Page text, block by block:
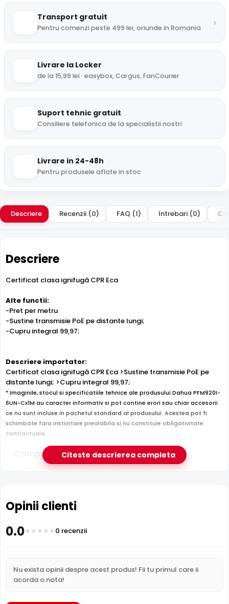
Transport gratuit
Pentru comenzi peste 499 lei, oriunde in Romania ›
Livrare la Locker
de la 15,99 lei · easybox, Cargus, FanCourier
Suport tehnic gratuit
Consiliere telefonica de la specialistii nostri
Livrare in 24-48h
Pentru produsele aflate in stoc
Descriere Recenzii (0) FAQ (1) Intrebari (0)
Descriere
Certificat clasa ignifugă CPR Eca
Alte functii:
-Pret per metru
-Sustine transmisie PoE pe distante lungi;
-Cupru integral 99,97;
Descriere importator:
Certificat clasa ignifugă CPR Eca >Sustine transmisie PoE pe
distante lungi; >Cupru integral 99,97;
* Imaginile, stocul si specificatiile tehnice ale produsului Dahua PFM920I-
6UN-Cx1M au caracter informativ si pot contine erori sau chiar accesorii
ce nu sunt incluse in pachetul standard al produsului. Acestea pot fi
schimbate fara instiintare prealabila si nu constituie obligativitate
contractuala.
Compara cu produse asemanatoare
Tabel comparativ generat automat pe baza categoriei si
Categorie Cabluri si conectica
Cabluri si
Citeste descrierea completa
Opinii clienti
0.0 0 recenzii
Nu exista opinii despre acest produs! Fii tu primul care ii
acorda o nota!